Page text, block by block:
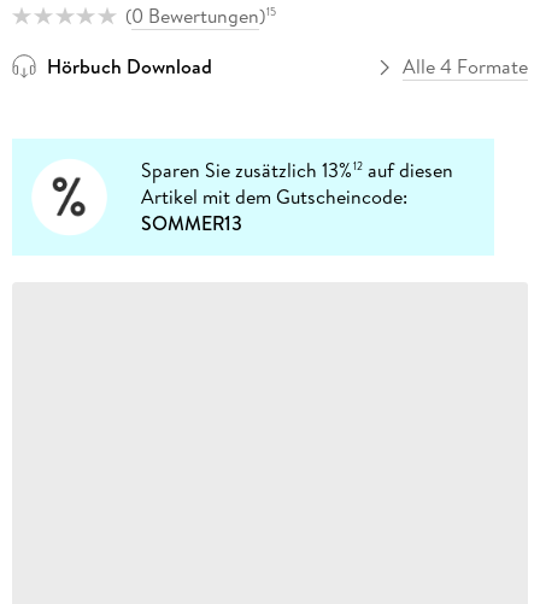
(0 Bewertungen)15
Hörbuch Download Alle 4 Formate
Sparen Sie zusätzlich 13%12 auf diesen
Artikel mit dem Gutscheincode:
SOMMER13